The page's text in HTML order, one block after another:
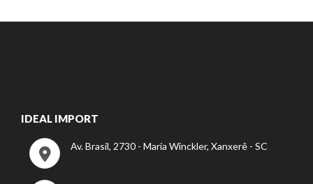
IDEAL IMPORT
Av. Brasil, 2730 - Maria Winckler, Xanxerê - SC